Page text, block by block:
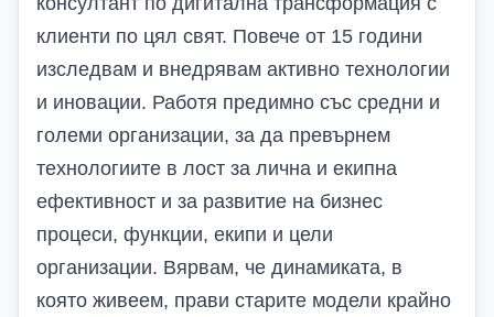
клиенти по цял свят. Повече от 15 години
изследвам и внедрявам активно технологии
и иновации. Работя предимно със средни и
големи организации, за да превърнем
технологиите в лост за лична и екипна
ефективност и за развитие на бизнес
процеси, функции, екипи и цели
организации. Вярвам, че динамиката, в
която живеем, прави старите модели крайно